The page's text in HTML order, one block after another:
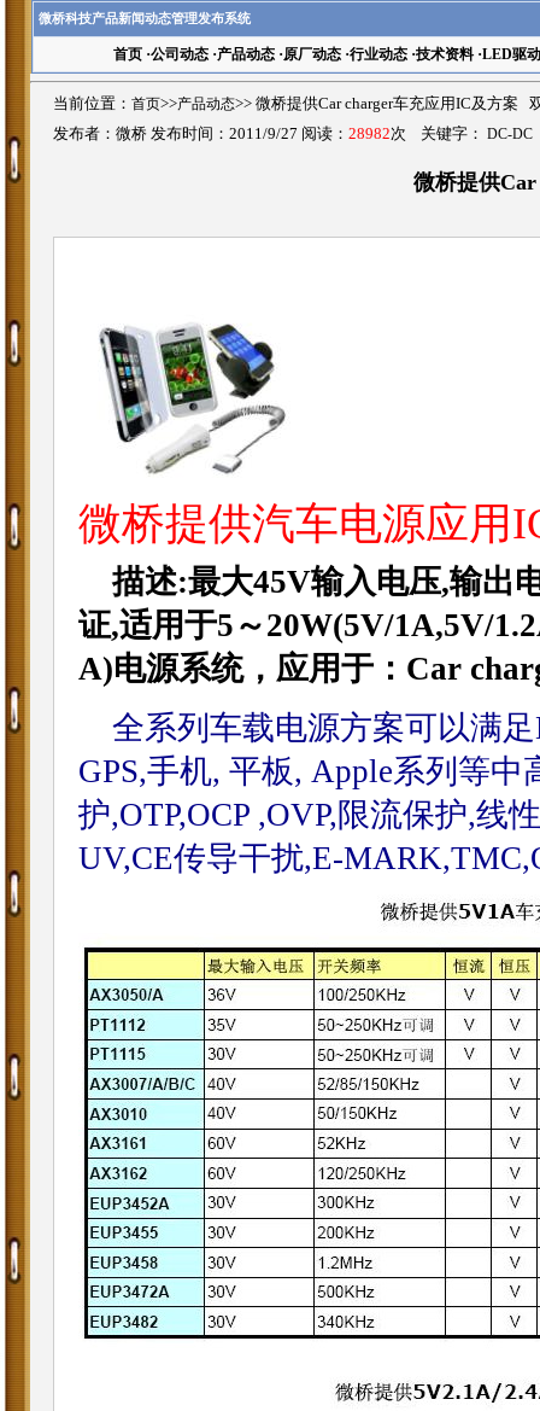
微桥科技产品新闻动态管理发布系统
首页·公司动态·产品动态·原厂动态·行业动态·技术资料·LED驱动
当前位置： 首页>>产品动态>> 微桥提供Car charger车充应用IC及方案
发布者：微桥 发布时间：2011/9/27 阅读： 28982次 关键字： DC-DC
微桥提供
微桥提供汽车电源应用
描述:最大45V输入电压,输出
证,适用于5～20W(5V/1A,5V/
A)电源系统， 应用于： Car
全系列车载电源方案可以满
GPS,手机, 平板, Apple系列等
护,OTP,OCP ,OVP,限流保护,线
UV,CE传导干扰,E-